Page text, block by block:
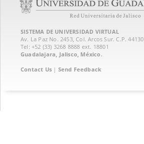
SISTEMA DE UNIVERSIDAD VIRTUAL
Av. La Paz No. 2453, Col. Arcos Sur. C.P. 44130
Tel: +52 (33) 3268 8888‏ ext. 18801
Guadalajara, Jalisco, México.
Contact Us | Send Feedback